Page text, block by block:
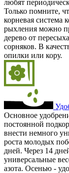
любят
Только помните,
корневая система
рыхления можно
дерево от
сорняков. В
опилки или кору.
Основное
постоянной
внести немного
роста молодых
дней. Через 14
универсальные
азота. Осенью -